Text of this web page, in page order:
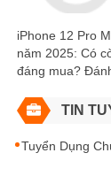
iPhone 12 Pro
năm 2025: Có
đáng mua?
TIN
Tuyển Dụng